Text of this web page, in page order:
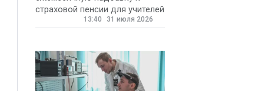
страховой пенсии для учителей
государственных и
13:40 31 июля 2026